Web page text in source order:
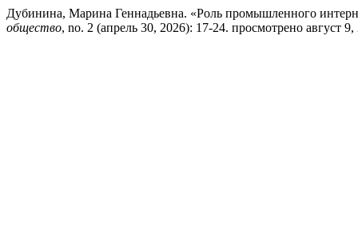
Дубинина, Марина Геннадьевна. «Роль промышленного
общество, no. 2 (апрель 30, 2026): 17-24. просмотрено август